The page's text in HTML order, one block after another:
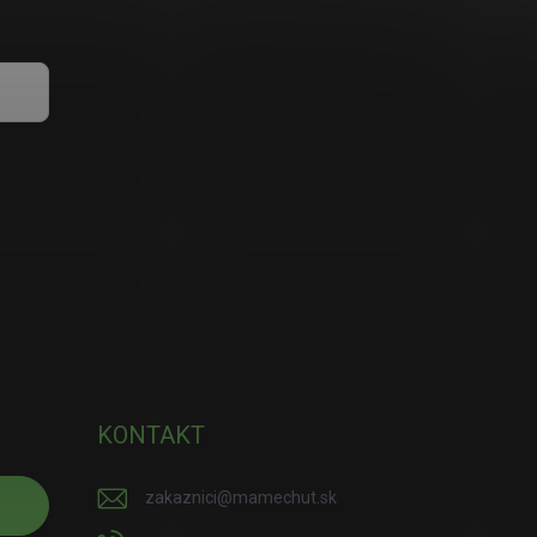
KONTAKT
zakaznici@mamechut.sk